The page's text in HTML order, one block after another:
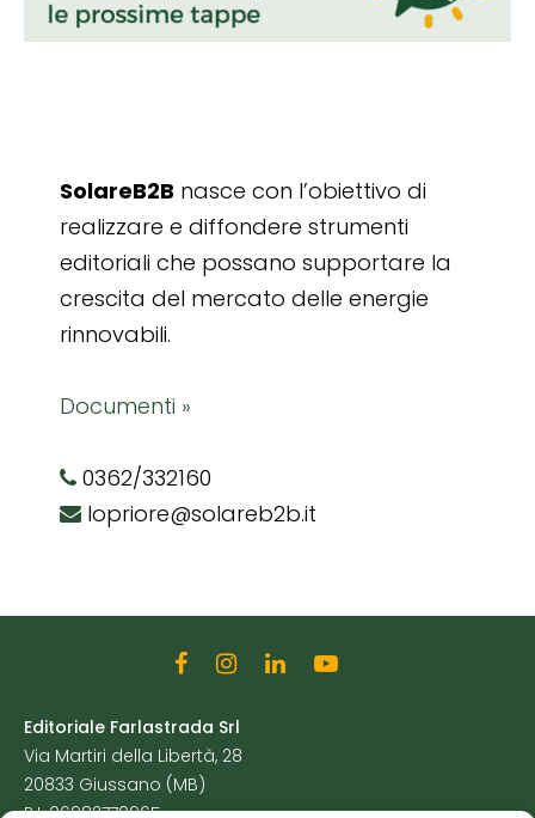
SolareB2B nasce con l’obiettivo di
realizzare e diffondere strumenti
editoriali che possano supportare la
crescita del mercato delle energie
rinnovabili.
Documenti »
0362/332160
lopriore@solareb2b.it
Editoriale Farlastrada Srl
Via Martiri della Libertà, 28
20833 Giussano (MB)